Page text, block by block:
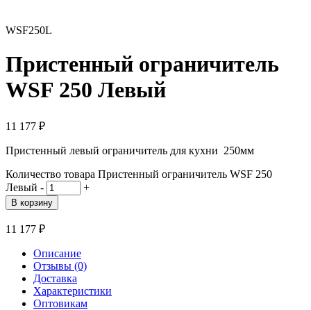
WSF250L
Пристенный ограничитель
WSF 250 Левый
11 177 ₽
Пристенный левый ограничитель для кухни 250мм
Количество товара Пристенный ограничитель WSF 250
Левый - +
В корзину
11 177 ₽
Описание
Отзывы (0)
Доставка
Характеристики
Оптовикам